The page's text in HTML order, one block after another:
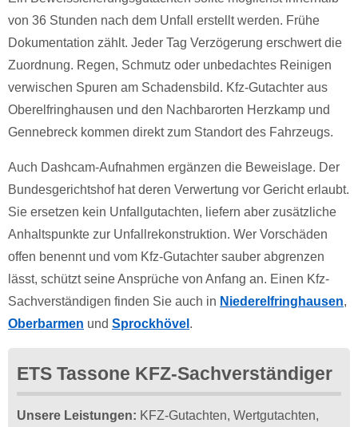
von 36 Stunden nach dem Unfall erstellt werden. Frühe
Dokumentation zählt. Jeder Tag Verzögerung erschwert die
Zuordnung. Regen, Schmutz oder unbedachtes Reinigen
verwischen Spuren am Schadensbild. Kfz-Gutachter aus
Oberelfringhausen und den Nachbarorten Herzkamp und
Gennebreck kommen direkt zum Standort des Fahrzeugs.
Auch Dashcam-Aufnahmen ergänzen die Beweislage. Der
Bundesgerichtshof hat deren Verwertung vor Gericht erlaubt.
Sie ersetzen kein Unfallgutachten, liefern aber zusätzliche
Anhaltspunkte zur Unfallrekonstruktion. Wer Vorschäden
offen benennt und vom Kfz-Gutachter sauber abgrenzen
lässt, schützt seine Ansprüche von Anfang an. Einen Kfz-
Sachverständigen finden Sie auch in Niederelfringhausen,
Oberbarmen und Sprockhövel .
ETS Tassone KFZ-Sachverständiger
Unsere Leistungen: KFZ-Gutachten, Wertgutachten,